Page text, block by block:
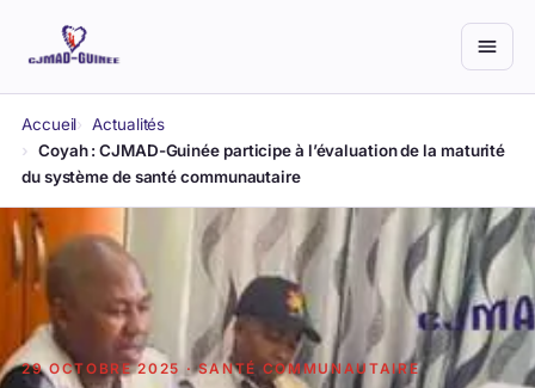
Accueil
Actualités
Coyah : CJMAD-Guinée participe à l’évaluation de la maturité
du système de santé communautaire
29 OCTOBRE 2025 · SANTÉ COMMUNAUTAIRE